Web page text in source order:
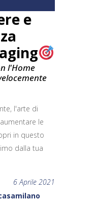
e
l'Home
l'arte di
le
in questo
dalla tua
6 Aprile 2021